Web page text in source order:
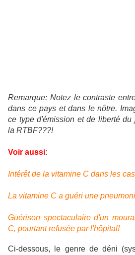
Remarque: Notez le contraste
dans ce pays et dans le nôtre.
ce type d'émission et de liberté
la RTBF???!
Voir aussi:
Intérêt de la vitamine C dans les
La vitamine C a guéri une
Guérison spectaculaire d'un
C, pourtant refusée par l'hôpital!
Ci-dessous, le genre de déni